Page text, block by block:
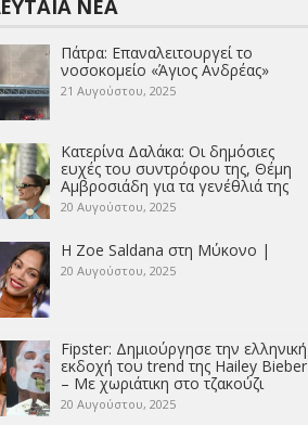
ΝΈΑ
Πάτρα: Επαναλειτουργεί το
νοσοκομείο «Άγιος Ανδρέας»
21 Αυγούστου, 2025
Κατερίνα Δαλάκα: Οι δημόσιες
ευχές του συντρόφου της, Θέμη
Αμβροσιάδη για τα γενέθλιά της
20 Αυγούστου, 2025
Η Zoe Saldana στη Μύκονο |
20 Αυγούστου, 2025
Fipster: Δημιούργησε την ελληνική
εκδοχή του trend της Hailey Bieber
– Με χωριάτικη στο τζακούζι
20 Αυγούστου, 2025